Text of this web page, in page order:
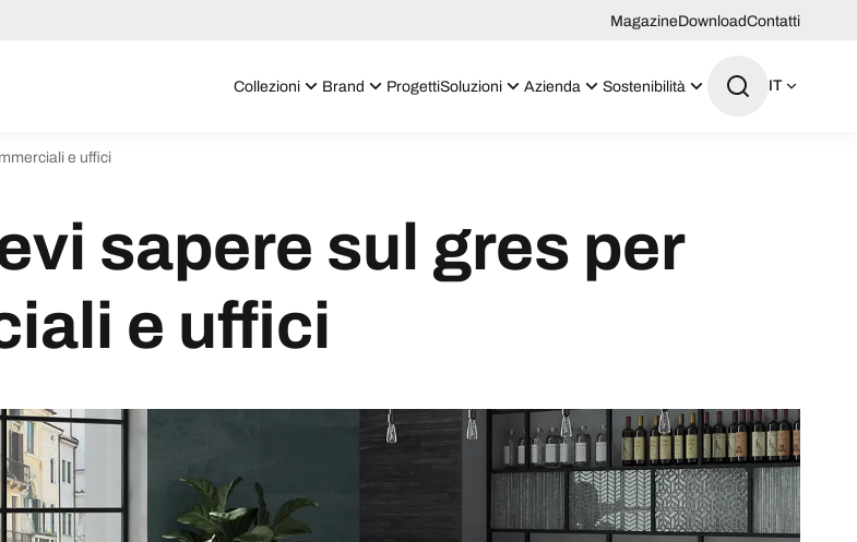
MagazineDownloadContatti
Collezioni Brand ProgettiSoluzioni Azienda Sostenibilità IT
e uffici
sapere sul gres per
e uffici